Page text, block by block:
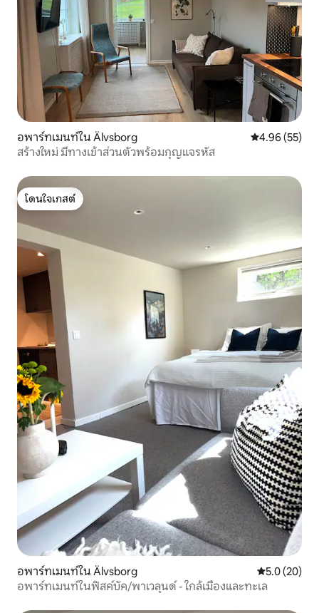
อพาร์ทเมนท์ใน Älvsborg คะแนนเฉลี่ย
4.96 (55)
สร้างใหม่ มีทางเข้าส่วนตัวพร้อมกุญแจรหัส
โดนใจเกสต์
โดนใจเกสต์
อพาร์ทเมนท์ใน Älvsborg คะแนนเฉลี่ย
5.0 (20)
อพาร์ทเมนท์ในฟิสค์บัค/พาเวลุนด์ - ใกล้เมืองและทะเล